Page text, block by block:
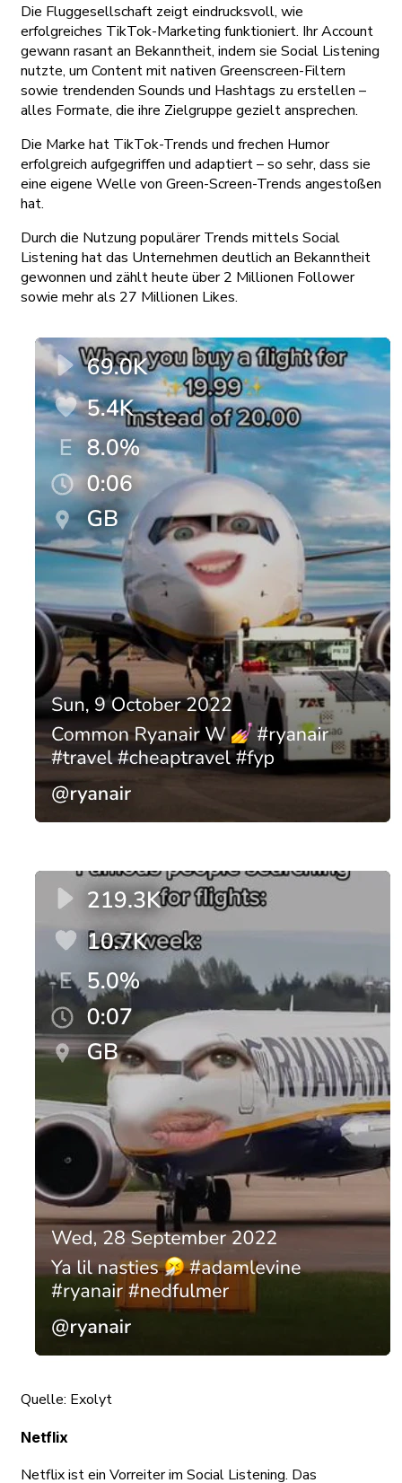
Die Fluggesellschaft zeigt eindrucksvoll, wie
erfolgreiches TikTok-Marketing funktioniert. Ihr Account
gewann rasant an Bekanntheit, indem sie Social Listening
nutzte, um Content mit nativen Greenscreen-Filtern
sowie trendenden Sounds und Hashtags zu erstellen –
alles Formate, die ihre Zielgruppe gezielt ansprechen.
Die Marke hat TikTok-Trends und frechen Humor
erfolgreich aufgegriffen und adaptiert – so sehr, dass sie
eine eigene Welle von Green-Screen-Trends angestoßen
hat.
Durch die Nutzung populärer Trends mittels Social
Listening hat das Unternehmen deutlich an Bekanntheit
gewonnen und zählt heute über 2 Millionen Follower
sowie mehr als 27 Millionen Likes.
Quelle: Exolyt
Netflix
Netflix ist ein Vorreiter im Social Listening. Das